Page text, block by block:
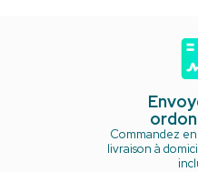
Commandez
livraison à